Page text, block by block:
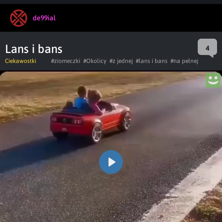
de99ial
Lans i bans 4
Ciekawostki #ziomeczki #Okolicy #z jednej #lans i bans #na pełnej
Play